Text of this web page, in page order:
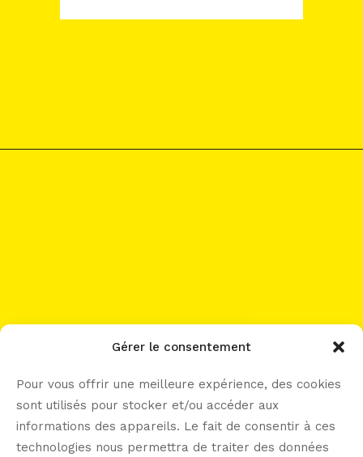
Gérer le consentement
Pour vous offrir une meilleure expérience, des cookies
sont utilisés pour stocker et/ou accéder aux
informations des appareils. Le fait de consentir à ces
technologies nous permettra de traiter des données
work with me?